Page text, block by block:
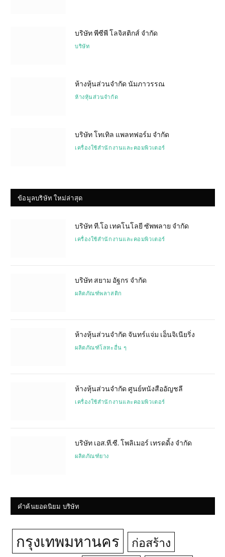
บริษัท พีซีพี โลจิสติกส์ จำกัด
บริษัท
ห้างหุ้นส่วนจำกัด นัมภาวรรณ
ห้างหุ้นส่วนจำกัด
บริษัท โทเทิล แพลทฟอร์ม จำกัด
เครื่องใช้สำนักงานและคอมพิวเตอร์
ข้อมูลบริษัท ใหม่ล่าสุด
บริษัท ที.โอ เทคโนโลยี ซัพพลาย จำกัด
เครื่องใช้สำนักงานและคอมพิวเตอร์
บริษัท สยาม อัฐกร จำกัด
ผลิตภัณฑ์พลาสติก
ห้างหุ้นส่วนจำกัด จันทร์แจ่ม เอ็นจิเนียริ่ง
ผลิตภัณฑ์โลหะอื่น ๆ
ห้างหุ้นส่วนจำกัด ศูนย์หนังสืออัญชลี
เครื่องใช้สำนักงานและคอมพิวเตอร์
บริษัท เอส.ที.ซี. โพลิเมอร์ เทรดดิ้ง จำกัด
ผลิตภัณฑ์ยาง
คำค้นยอดนิยม บริษัท
กรุงเทพมหานคร ก่อสร้าง